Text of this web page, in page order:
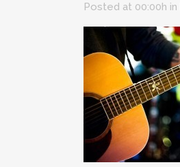
Posted at 00:00h in